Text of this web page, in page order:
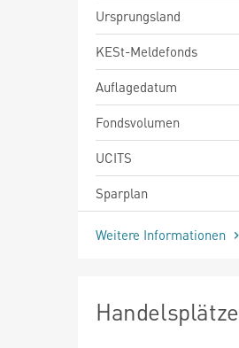
Ursprungsland
KESt-Meldefonds
Auflagedatum
Fondsvolumen
UCITS
Sparplan
Weitere Informationen
Handelsplätze